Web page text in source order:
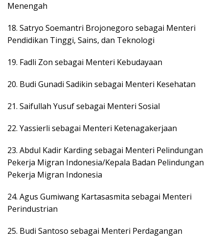
Menengah
18. Satryo Soemantri Brojonegoro sebagai Menteri
Pendidikan Tinggi, Sains, dan Teknologi
19. Fadli Zon sebagai Menteri Kebudayaan
20. Budi Gunadi Sadikin sebagai Menteri Kesehatan
21. Saifullah Yusuf sebagai Menteri Sosial
22. Yassierli sebagai Menteri Ketenagakerjaan
23. Abdul Kadir Karding sebagai Menteri Pelindungan
Pekerja Migran Indonesia/Kepala Badan Pelindungan
Pekerja Migran Indonesia
24. Agus Gumiwang Kartasasmita sebagai Menteri
Perindustrian
25. Budi Santoso sebagai Menteri Perdagangan